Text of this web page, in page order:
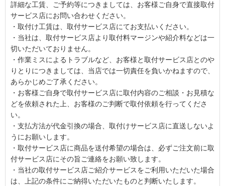
詳細な工賃、ご予約等につきましては、お客様ご自身で直接取付
サービス店にお問い合わせください。
・取付け工賃は、取付サービス店にてお支払いください。
・当社は、取付サービス店より取付料マージンや紹介料などは一
切いただいておりません。
・作業ミスによるトラブルなど、お客様と取付サービス店とのや
りとりにつきましては、当店では一切責任を負いかねますので、
あらかじめご了承ください。
・お客様ご自身で取付サービス店に取付内容のご相談・お見積な
どを依頼された上、お客様のご判断で取付依頼を行ってくださ
い。
・支払方法が代金引換の場合、取付けサービス店に直送しないよ
うにお願いします。
・取付サービス店に商品を送付希望の場合は、必ずご注文前に取
付サービス店にその旨ご連絡をお願い致します。
・当社の取付サービス店ご紹介サービスをご利用いただいた場合
は、上記の条件にご納得いただいたものと判断いたします。